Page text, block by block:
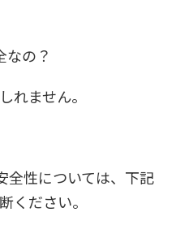
なの？
れません。
全性については、下記
ください。